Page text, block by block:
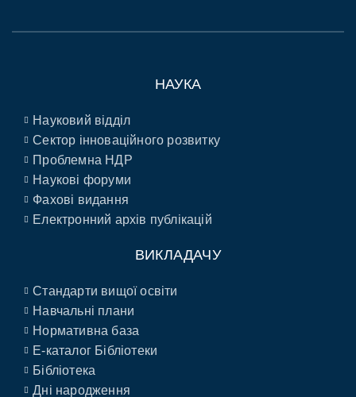
НАУКА
Науковий відділ
Сектор інноваційного розвитку
Проблемна НДР
Наукові форуми
Фахові видання
Електронний архів публікацій
ВИКЛАДАЧУ
Стандарти вищої освіти
Навчальні плани
Нормативна база
E-каталог Бібліотеки
Бібліотека
Дні народження